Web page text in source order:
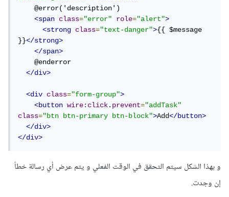
    @error('description')
<span
class="error" role="alert">
<strong
class="text-danger">{{ $message
}}</strong>
</span>
    @enderror
</div>
<div class="form-group">
<button
wire:click.prevent="addTask"
class="btn btn-primary btn-block">Add</button>
</div>
</div>
و بهذا الشكل سيتم التحقق في الوقت الفعلي و يتم عرض أي رسالة خطأ
إن وجدت.